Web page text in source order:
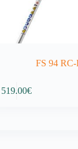
FS 94 RC-
519.00€